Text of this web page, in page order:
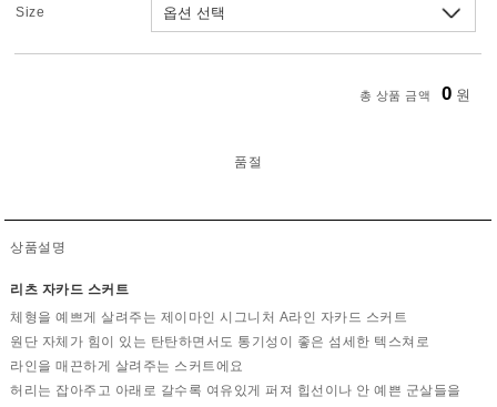
Size
총 상품 금액 0 원
품절
상품설명
리츠 자카드 스커트
체형을 예쁘게 살려주는 제이마인 시그니처 A라인 자카드 스커트
원단 자체가 힘이 있는 탄탄하면서도 통기성이 좋은 섬세한 텍스쳐로
라인을 매끈하게 살려주는 스커트에요
허리는 잡아주고 아래로 갈수록 여유있게 퍼져 힙선이나 안 예쁜 군살들을